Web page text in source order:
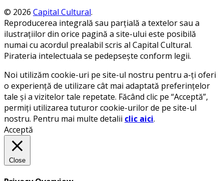
© 2026 Capital Cultural.
Reproducerea integrală sau parțială a textelor sau a
ilustrațiilor din orice pagină a site-ului este posibilă
numai cu acordul prealabil scris al Capital Cultural.
Pirateria intelectuala se pedepsește conform legii.
Noi utilizăm cookie-uri pe site-ul nostru pentru a-ți oferi
o experiență de utilizare cât mai adaptată preferințelor
tale și a vizitelor tale repetate. Făcând clic pe “Acceptă”,
permiți utilizarea tuturor cookie-urilor de pe site-ul
nostru. Pentru mai multe detalii clic aici.
Acceptă
Close